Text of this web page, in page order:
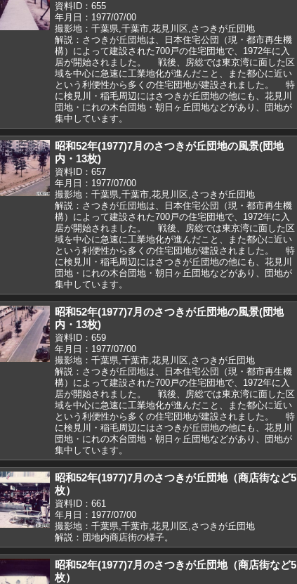
資料ID：655
年月日：1977/07/00
撮影地：千葉県,千葉市,花見川区,さつきが丘団地
解説：さつきが丘団地は、日本住宅公団（現・都市再生機
構）によって建設された700戸の住宅団地で、1972年に入
居が開始されました。 戦後、房総では東京湾に面した区
域を中心に急速に工業地化が進んだこと、また都心に近い
という利便性から多くの住宅団地が建設されました。 特
に検見川・稲毛周辺にはさつきが丘団地の他にも、花見川
団地・にれの木台団地・朝日ヶ丘団地などがあり、団地が
集中しています。
昭和52年(1977)7月のさつきが丘団地の風景(団地
内・13枚)
資料ID：657
年月日：1977/07/00
撮影地：千葉県,千葉市,花見川区,さつきが丘団地
解説：さつきが丘団地は、日本住宅公団（現・都市再生機
構）によって建設された700戸の住宅団地で、1972年に入
居が開始されました。 戦後、房総では東京湾に面した区
域を中心に急速に工業地化が進んだこと、また都心に近い
という利便性から多くの住宅団地が建設されました。 特
に検見川・稲毛周辺にはさつきが丘団地の他にも、花見川
団地・にれの木台団地・朝日ヶ丘団地などがあり、団地が
集中しています。
昭和52年(1977)7月のさつきが丘団地の風景(団地
内・13枚)
資料ID：659
年月日：1977/07/00
撮影地：千葉県,千葉市,花見川区,さつきが丘団地
解説：さつきが丘団地は、日本住宅公団（現・都市再生機
構）によって建設された700戸の住宅団地で、1972年に入
居が開始されました。 戦後、房総では東京湾に面した区
域を中心に急速に工業地化が進んだこと、また都心に近い
という利便性から多くの住宅団地が建設されました。 特
に検見川・稲毛周辺にはさつきが丘団地の他にも、花見川
団地・にれの木台団地・朝日ヶ丘団地などがあり、団地が
集中しています。
昭和52年(1977)7月のさつきが丘団地（商店街など5
枚）
資料ID：661
年月日：1977/07/00
撮影地：千葉県,千葉市,花見川区,さつきが丘団地
解説：団地内商店街の様子。
昭和52年(1977)7月のさつきが丘団地（商店街など5
枚）